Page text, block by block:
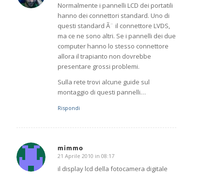
Normalmente i pannelli LCD dei portatili
hanno dei connettori standard. Uno di
questi standard Ã¨ il connettore LVDS,
ma ce ne sono altri. Se i pannelli dei due
computer hanno lo stesso connettore
allora il trapianto non dovrebbe
presentare grossi problemi.
Sulla rete trovi alcune guide sul
montaggio di questi pannelli…
Rispondi
mimmo
dice:
21 Aprile 2010 in 08:17
il display lcd della fotocamera digitale